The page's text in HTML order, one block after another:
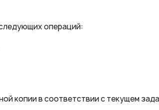
операций:
копии в соответствии с текущем